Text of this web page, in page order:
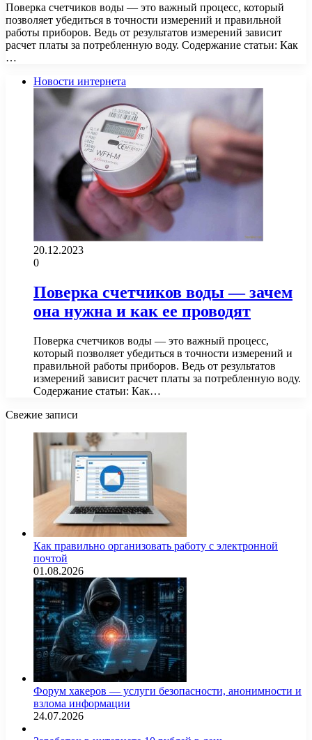
Поверка счетчиков воды — это важный процесс, который
позволяет убедиться в точности измерений и правильной
работы приборов. Ведь от результатов измерений зависит
расчет платы за потребленную воду. Содержание статьи: Как
…
Новости интернета
20.12.2023
0
Поверка счетчиков воды — зачем
она нужна и как ее проводят
Поверка счетчиков воды — это важный процесс,
который позволяет убедиться в точности измерений и
правильной работы приборов. Ведь от результатов
измерений зависит расчет платы за потребленную воду.
Содержание статьи: Как…
Свежие записи
Как правильно организовать работу с электронной
почтой
01.08.2026
Форум хакеров — услуги безопасности, анонимности и
взлома информации
24.07.2026